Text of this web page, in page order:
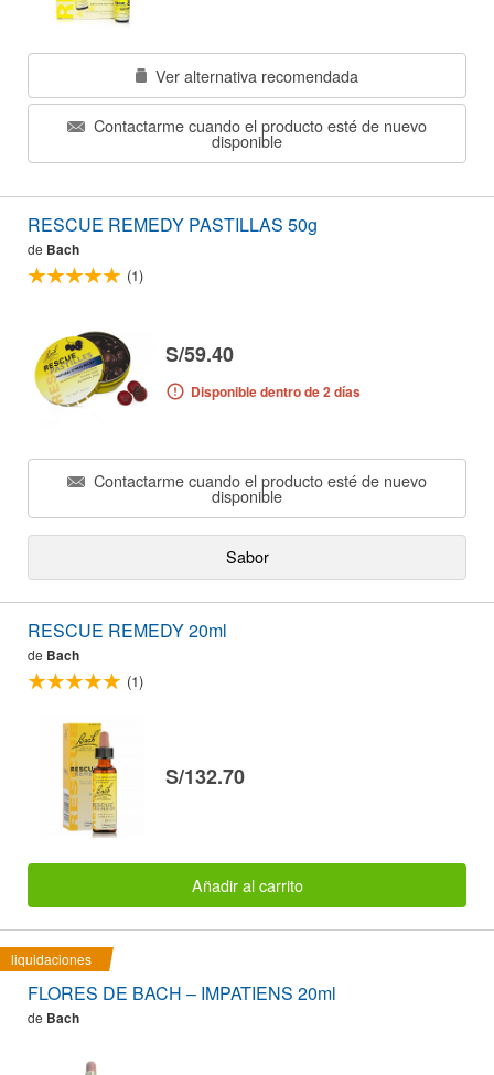
Ver alternativa recomendada
Contactarme cuando el producto esté de nuevo
disponible
RESCUE REMEDY PASTILLAS 50g
de Bach
(1)
S/59.40
Disponible dentro de 2 días
Contactarme cuando el producto esté de nuevo
disponible
Sabor
RESCUE REMEDY 20ml
de Bach
(1)
S/132.70
Añadir al carrito
liquidaciones
FLORES DE BACH – IMPATIENS 20ml
de Bach